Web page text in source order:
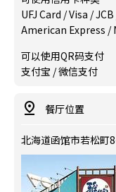
UFJ Card / Visa /
American Express /
可以使用QR码支付
支付宝 / 微信支付
餐厅位置
北海道函馆市若松町